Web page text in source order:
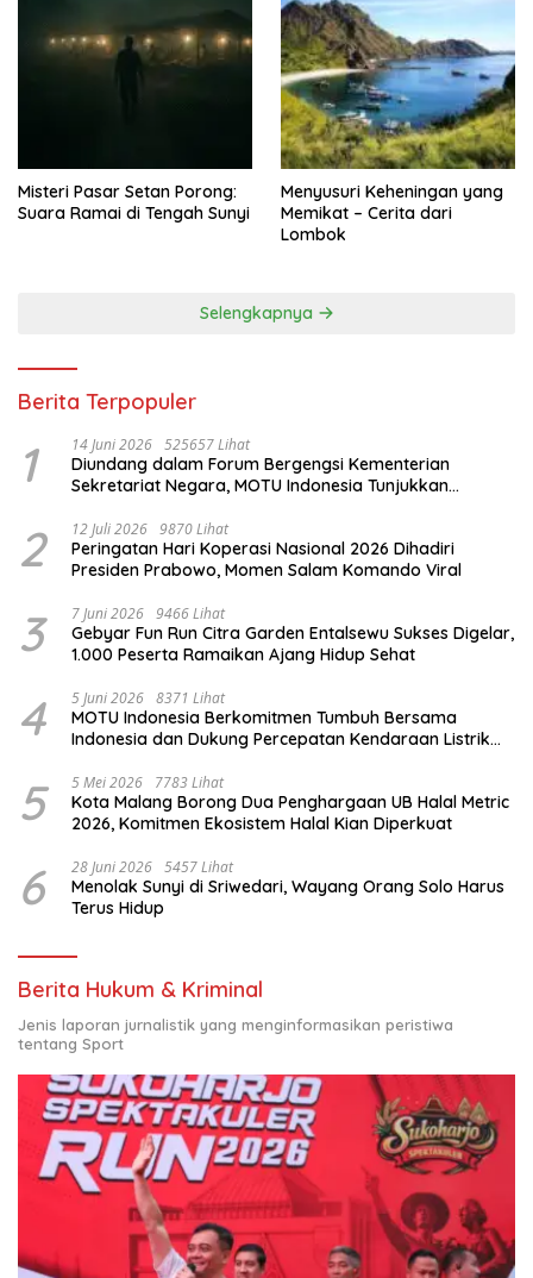
Misteri Pasar Setan Porong:
Suara Ramai di Tengah Sunyi
Menyusuri Keheningan yang
Memikat – Cerita dari
Lombok
Selengkapnya
Berita Terpopuler
1 14 Juni 2026 525657 Lihat
Diundang dalam Forum Bergengsi Kementerian
Sekretariat Negara, MOTU Indonesia Tunjukkan
2 12 Juli 2026 9870 Lihat
Peringatan Hari Koperasi Nasional 2026 Dihadiri
Presiden Prabowo, Momen Salam Komando Viral
3 7 Juni 2026 9466 Lihat
Gebyar Fun Run Citra Garden Entalsewu Sukses Digelar,
1.000 Peserta Ramaikan Ajang Hidup Sehat
4 5 Juni 2026 8371 Lihat
MOTU Indonesia Berkomitmen Tumbuh Bersama
Indonesia dan Dukung Percepatan Kendaraan Listrik
5 5 Mei 2026 7783 Lihat
Kota Malang Borong Dua Penghargaan UB Halal Metric
2026, Komitmen Ekosistem Halal Kian Diperkuat
6 28 Juni 2026 5457 Lihat
Menolak Sunyi di Sriwedari, Wayang Orang Solo Harus
Terus Hidup
Berita Hukum & Kriminal
Jenis laporan jurnalistik yang menginformasikan peristiwa
tentang Sport